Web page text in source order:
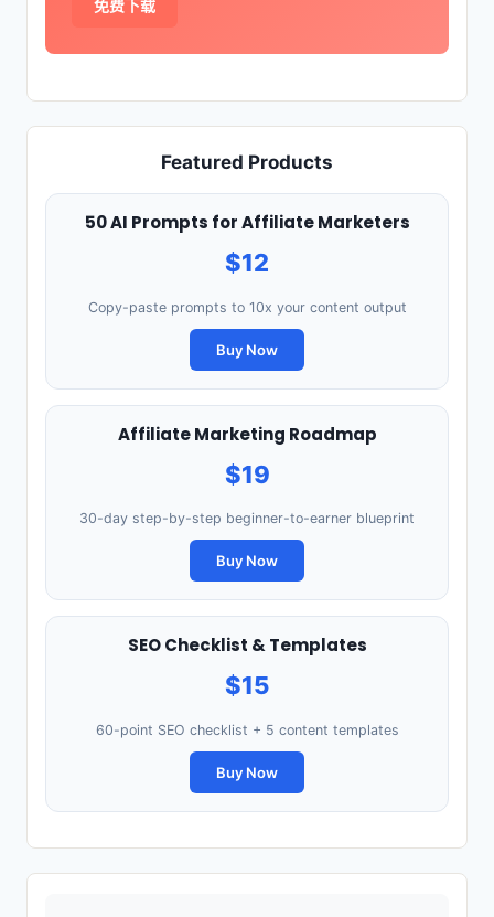
免费下载
Featured Products
50 AI Prompts for Affiliate Marketers
$12
Copy-paste prompts to 10x your content output
Buy Now
Affiliate Marketing Roadmap
$19
30-day step-by-step beginner-to-earner blueprint
Buy Now
SEO Checklist & Templates
$15
60-point SEO checklist + 5 content templates
Buy Now